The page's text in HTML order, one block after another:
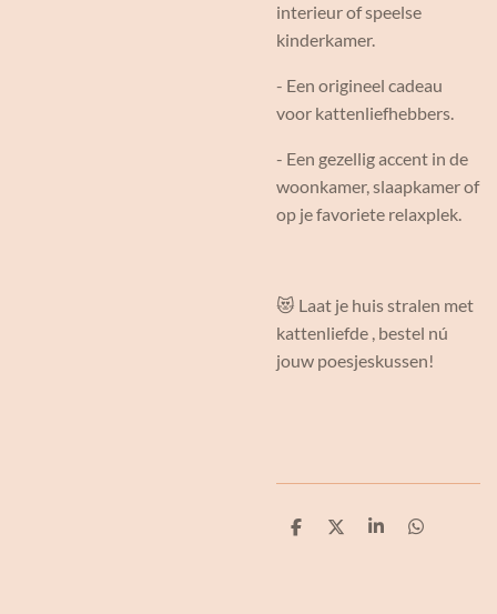
interieur of speelse
kinderkamer.
- Een origineel cadeau
voor kattenliefhebbers.
- Een gezellig accent in de
woonkamer, slaapkamer of
op je favoriete relaxplek.
😻 Laat je huis stralen met
kattenliefde , bestel nú
jouw poesjeskussen!
D
D
S
D